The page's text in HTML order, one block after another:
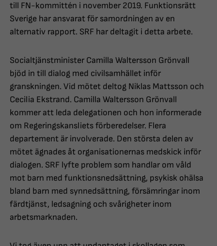
till FN-kommittén i november 2019. Funktionsrätt
Sverige har ansvarat för samordningen av en
alternativ rapport. SRF har deltagit i detta arbete.
Socialtjänstminister Camilla Waltersson Grönvall
bjöd in till dialog med civilsamhället inför
granskningen. Vid mötet deltog Niklas Mattsson och
Cecilia Ekstrand. Camilla Waltersson Grönvall
kommer att leda delegationen och hon informerade
om Regeringskansliets förberedelser. Flera
departement är involverade. Den största delen av
mötet ägnades åt organisationernas medskick inför
dialogen. SRF lyfte problem som handlar om våld
mot barn med funktionsnedsättning, psykisk ohälsa
bland barn med synnedsättning, försämringar inom
färdtjänst, ledsagning och svårigheter inom
arbetsmarknaden.